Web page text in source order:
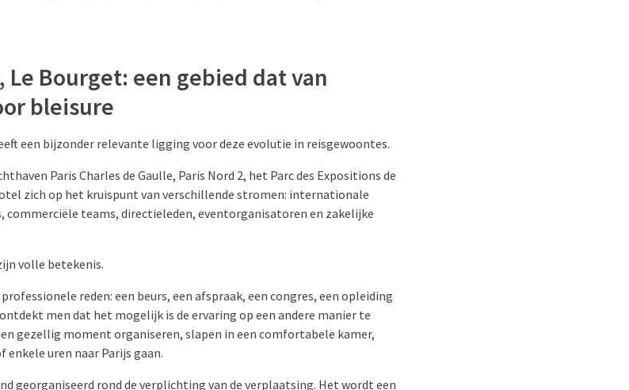
Le Bourget: een gebied dat van
bleisure
een bijzonder relevante ligging voor deze evolutie in reisgewoontes.
Paris Charles de Gaulle, Paris Nord 2, het Parc des Expositions de
zich op het kruispunt van verschillende stromen: internationale
commerciële teams, directieleden, eventorganisatoren en zakelijke
volle betekenis.
reden: een beurs, een afspraak, een congres, een opleiding
men dat het mogelijk is de ervaring op een andere manier te
gezellig moment organiseren, slapen in een comfortabele kamer,
uren naar Parijs gaan.
georganiseerd rond de verplichting van de verplaatsing. Het wordt een